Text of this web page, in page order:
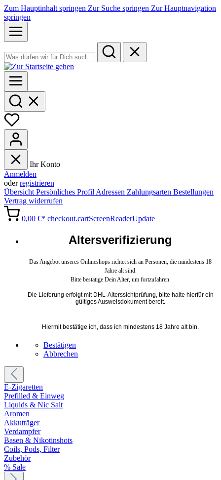
Zum Hauptinhalt springen Zur Suche springen Zur Hauptnavigation
springen
Ihr Konto
Anmelden
oderregistrieren
Übersicht Persönliches Profil Adressen Zahlungsarten Bestellungen
Vertrag widerrufen
0,00 €* checkout.cartScreenReaderUpdate
Altersverifizierung
Das Angebot unseres Onlineshops richtet sich an Personen, die mindestens 18
Jahre alt sind.
Bitte bestätige Dein Alter, um fortzufahren.
Die Lieferung erfolgt mit DHL-Alterssichtprüfung, bitte halte hierfür ein
gültiges Ausweisdokument bereit.
Hiermit bestätige ich, dass ich mindestens 18 Jahre alt bin.
Bestätigen
Abbrechen
E-Zigaretten
Prefilled & Einweg
Liquids & Nic Salt
Aromen
Akkuträger
Verdampfer
Basen & Nikotinshots
Coils, Pods, Filter
Zubehör
% Sale